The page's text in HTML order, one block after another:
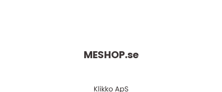
MESHOP.se